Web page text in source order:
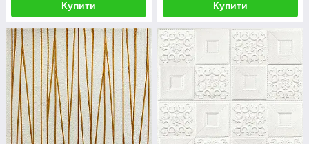
Купити Купити